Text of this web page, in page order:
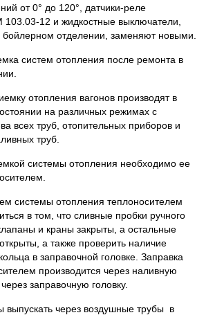
от 0° до 120°, датчики-реле
12 и жидкостные выключатели,
отделении, заменяют новыми.
систем отопления после ремонта в
отопления вагонов производят в
на различных режимах с
всех труб, отопительных приборов и
труб.
системы отопления необходимо ее
системы отопления теплоносителем
в том, что сливные пробки ручного
и краны закрыты, а остальные
а также проверить наличие
в заправочной головке. Заправка
производится через наливную
заправочную головку.
выпускать через воздушные трубы в